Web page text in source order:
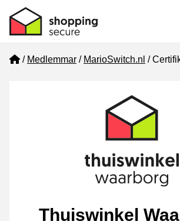
Home
Medlemmar MarioSwitch.nl
Thuiswinkel